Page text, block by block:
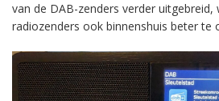
van de DAB-zenders verder uitgebreid,
radiozenders ook binnenshuis beter te